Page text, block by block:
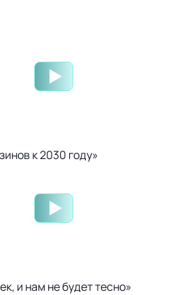
к 2030 году»
и нам не будет тесно»